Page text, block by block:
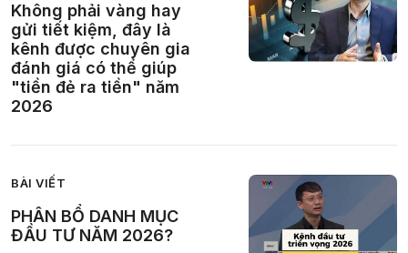
Không phải vàng hay
gửi tiết kiệm, đây là
kênh được chuyên gia
đánh giá có thể giúp
"tiền đẻ ra tiền" năm
2026
BÀI VIẾT
PHÂN BỔ DANH MỤC
ĐẦU TƯ NĂM 2026?